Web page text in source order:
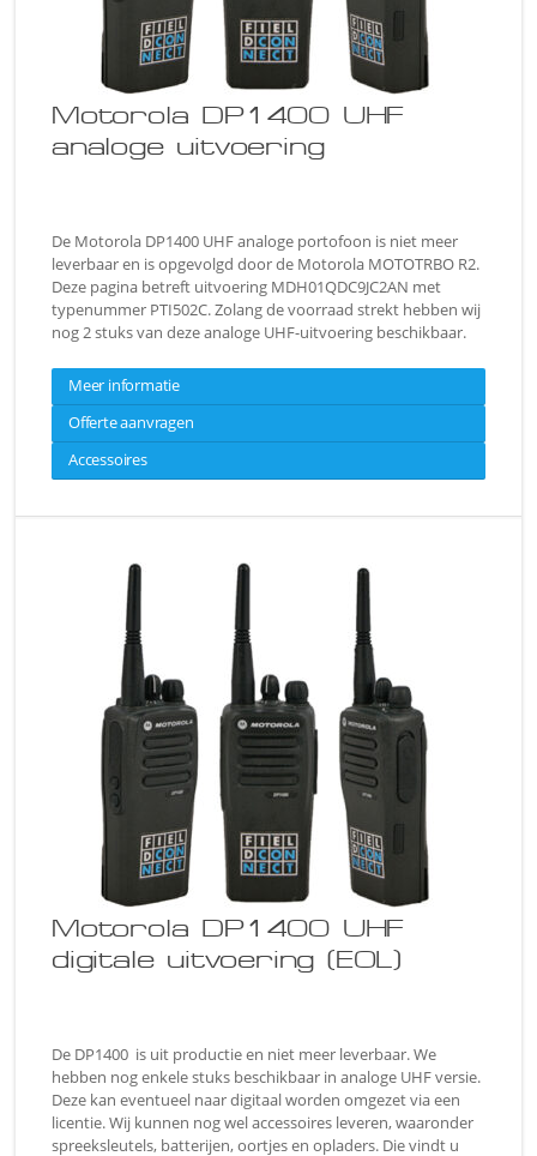
Motorola DP1400 UHF
analoge uitvoering
De Motorola DP1400 UHF analoge portofoon is niet meer
leverbaar en is opgevolgd door de Motorola MOTOTRBO R2.
Deze pagina betreft uitvoering MDH01QDC9JC2AN met
typenummer PTI502C. Zolang de voorraad strekt hebben wij
nog 2 stuks van deze analoge UHF-uitvoering beschikbaar.
Meer informatie
Offerte aanvragen
Accessoires
Motorola DP1400 UHF
digitale uitvoering (EOL)
De DP1400 is uit productie en niet meer leverbaar. We
hebben nog enkele stuks beschikbaar in analoge UHF versie.
Deze kan eventueel naar digitaal worden omgezet via een
licentie. Wij kunnen nog wel accessoires leveren, waaronder
spreeksleutels, batterijen, oortjes en opladers. Die vindt u